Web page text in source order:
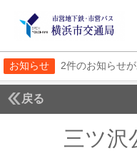
お知らせ 2件のお知らせ
戻る
三ツ沢